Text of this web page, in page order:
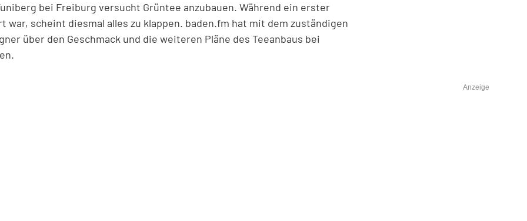
bei Freiburg versucht Grüntee anzubauen. Während ein erster
war, scheint diesmal alles zu klappen. baden.fm hat mit dem zuständigen
über den Geschmack und die weiteren Pläne des Teeanbaus bei
Anzeige